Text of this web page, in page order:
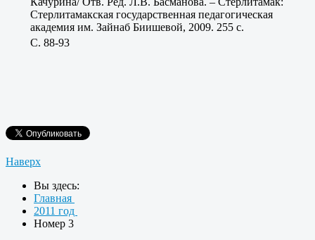
Стерлитамакская государственная педагогическая
академия им. Зайнаб Биишевой, 2009. 255 с.
C. 88-93
Наверх
Вы здесь:
Главная
2011 год
Номер 3